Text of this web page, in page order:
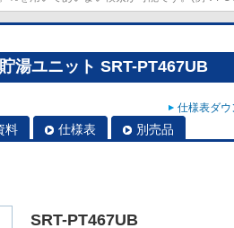
湯ユニット SRT-PT467UB
仕様表ダ
料 仕様表 別売品
SRT-PT467UB